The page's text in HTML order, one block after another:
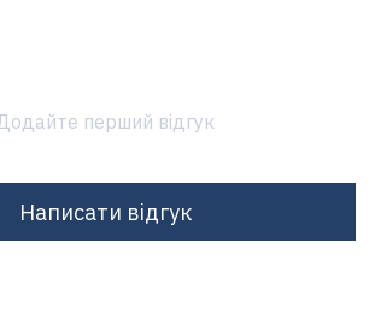
перший відгук
Написати відгук